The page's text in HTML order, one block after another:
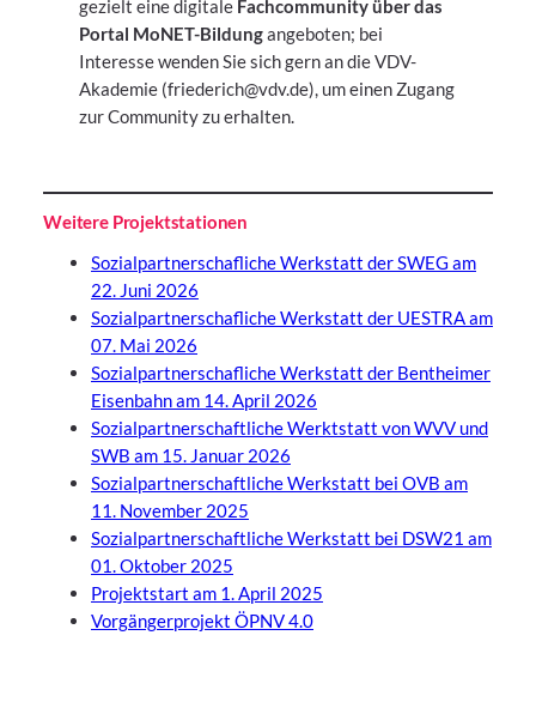
gezielt eine digitale Fachcommunity über das
Portal MoNET-Bildungangeboten; bei
Interesse wenden Sie sich gern an die VDV-
Akademie (friederich@vdv.de), um einen Zugang
zur Community zu erhalten.
Weitere Projektstationen
Sozialpartnerschafliche Werkstatt der SWEG am
22. Juni 2026
Sozialpartnerschafliche Werkstatt der UESTRA am
07. Mai 2026
Sozialpartnerschafliche Werkstatt der Bentheimer
Eisenbahn am 14. April 2026
Sozialpartnerschaftliche Werktstatt von WVV und
SWB am 15. Januar 2026
Sozialpartnerschaftliche Werkstatt bei OVB am
11. November 2025
Sozialpartnerschaftliche Werkstatt bei DSW21 am
01. Oktober 2025
Projektstart am 1. April 2025
Vorgängerprojekt ÖPNV 4.0